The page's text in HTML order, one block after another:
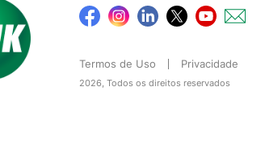
Termos de Uso Privacidade
2026, Todos os direitos reservados